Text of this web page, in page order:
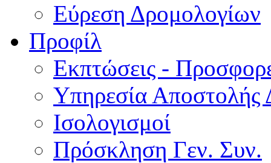
Εύρεση Δρομολογίων
Προφίλ
Εκπτώσεις -
Υπηρεσία Αποστολής
Ισολογισμοί
Πρόσκληση Γεν. Συν.